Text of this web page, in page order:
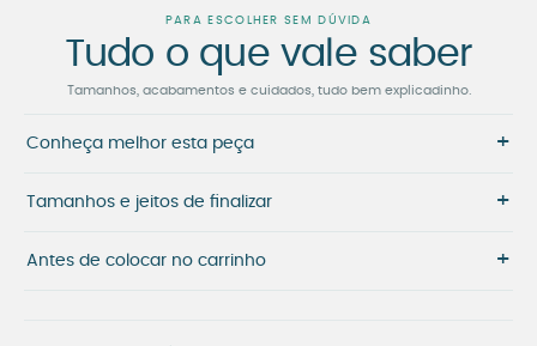
PARA ESCOLHER SEM DÚVIDA
Tudo o que vale saber
Tamanhos, acabamentos e cuidados, tudo bem explicadinho.
Conheça melhor esta peça +
Tamanhos e jeitos de finalizar +
Antes de colocar no carrinho +